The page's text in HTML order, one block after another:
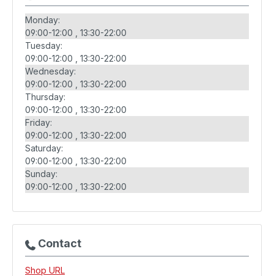
Monday:
09:00-12:00
13:30-22:00
Tuesday:
09:00-12:00
13:30-22:00
Wednesday:
09:00-12:00
13:30-22:00
Thursday:
09:00-12:00
13:30-22:00
Friday:
09:00-12:00
13:30-22:00
Saturday:
09:00-12:00
13:30-22:00
Sunday:
09:00-12:00
13:30-22:00
Contact
Shop URL